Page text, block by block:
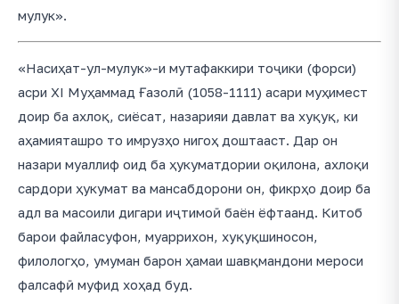
мулук».
«Насиҳат-ул-мулук»-и мутафаккири тоҷики (форси)
асри XI Муҳаммад Ғазолӣ (1058-1111) асари муҳимест
доир ба ахлоқ, сиёсат, назарияи давлат ва хуқуқ, ки
аҳамияташро то имрузҳо нигоҳ доштааст. Дар он
назари муаллиф оид ба ҳукуматдории оқилона, ахлоқи
сардори ҳукумат ва мансабдорони он, фикрҳо доир ба
адл ва масоили дигари иҷтимоӣ баён ёфтаанд. Китоб
барои файласуфон, муаррихон, хуқуқшиносон,
филологҳо, умуман барон ҳамаи шавқмандони мероси
фалсафӣ муфид хоҳад буд.